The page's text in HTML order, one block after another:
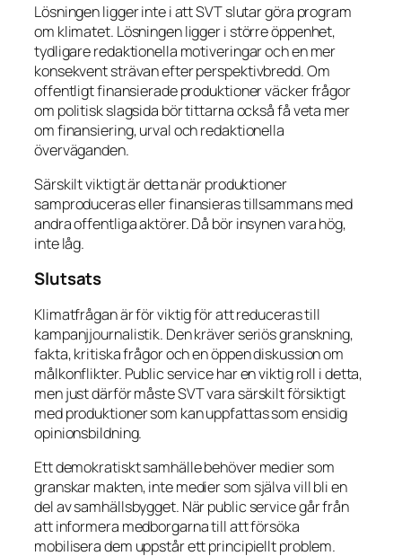
Lösningen ligger inte i att SVT slutar göra program
om klimatet. Lösningen ligger i större öppenhet,
tydligare redaktionella motiveringar och en mer
konsekvent strävan efter perspektivbredd. Om
offentligt finansierade produktioner väcker frågor
om politisk slagsida bör tittarna också få veta mer
om finansiering, urval och redaktionella
överväganden.
Särskilt viktigt är detta när produktioner
samproduceras eller finansieras tillsammans med
andra offentliga aktörer. Då bör insynen vara hög,
inte låg.
Slutsats
Klimatfrågan är för viktig för att reduceras till
kampanjjournalistik. Den kräver seriös granskning,
fakta, kritiska frågor och en öppen diskussion om
målkonflikter. Public service har en viktig roll i detta,
men just därför måste SVT vara särskilt försiktigt
med produktioner som kan uppfattas som ensidig
opinionsbildning.
Ett demokratiskt samhälle behöver medier som
granskar makten, inte medier som själva vill bli en
del av samhällsbygget. När public service går från
att informera medborgarna till att försöka
mobilisera dem uppstår ett principiellt problem.